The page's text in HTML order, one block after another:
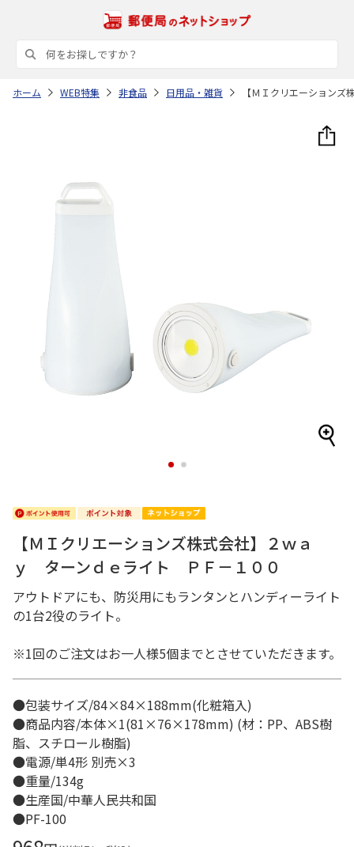
ホーム WEB特集 非食品 日用品・雑貨 【ＭＩクリエーション
1 2
【ＭＩクリエーションズ株式会社】２ｗａ
ｙ ターンｄｅライト ＰＦ－１００
アウトドアにも、防災用にもランタンとハンディーライト
の1台2役のライト。
※1回のご注文はお一人様5個までとさせていただきます。
●包装サイズ/84×84×188mm(化粧箱入)
●商品内容/本体×1(81×76×178mm) (材：PP、ABS樹
脂、スチロール樹脂)
●電源/単4形 別売×3
●重量/134g
●生産国/中華人民共和国
●PF-100